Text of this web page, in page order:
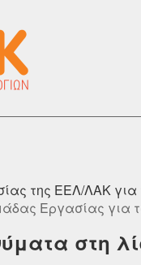
της ΕΕΛ/ΛΑΚ για
Εργασίας για
στη